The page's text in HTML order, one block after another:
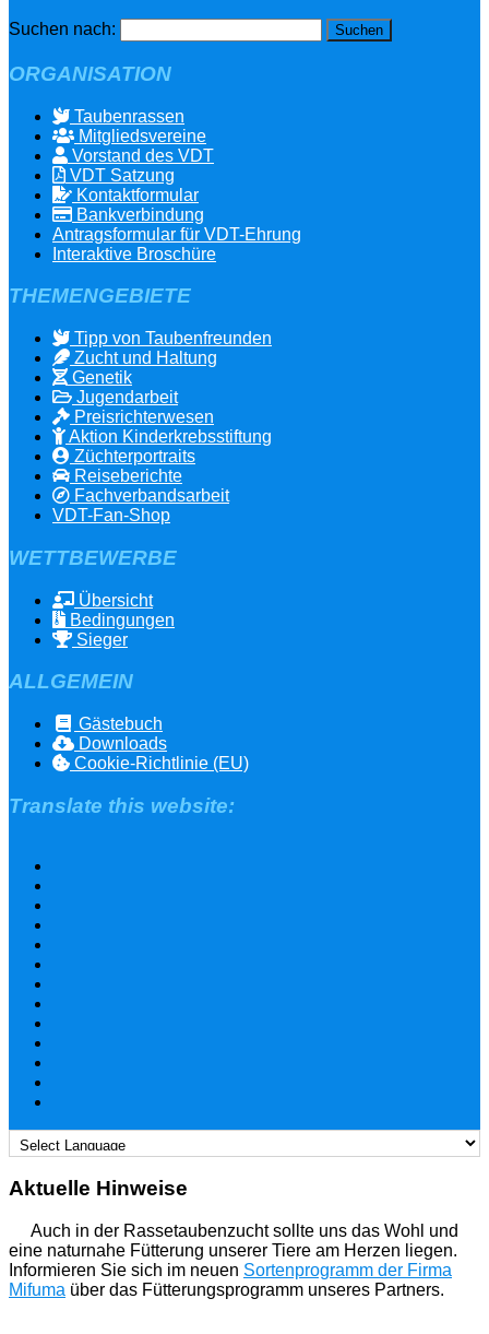
Suchen nach:
ORGANISATION
Taubenrassen
Mitgliedsvereine
Vorstand des VDT
VDT Satzung
Kontaktformular
Bankverbindung
Antragsformular für VDT-Ehrung
Interaktive Broschüre
THEMENGEBIETE
Tipp von Taubenfreunden
Zucht und Haltung
Genetik
Jugendarbeit
Preisrichterwesen
Aktion Kinderkrebsstiftung
Züchterportraits
Reiseberichte
Fachverbandsarbeit
VDT-Fan-Shop
WETTBEWERBE
Übersicht
Bedingungen
Sieger
ALLGEMEIN
Gästebuch
Downloads
Cookie-Richtlinie (EU)
Translate this website:
Aktuelle Hinweise
Auch in der Rassetaubenzucht sollte uns das Wohl und
eine naturnahe Fütterung unserer Tiere am Herzen liegen.
Informieren Sie sich im neuen Sortenprogramm der Firma
Mifuma über das Fütterungsprogramm unseres Partners.